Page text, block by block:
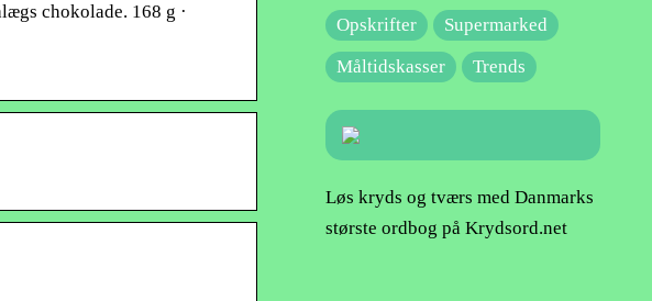
chokolade. 168 g ·
Opskrifter
Supermarked
Måltidskasser
Trends
Løs kryds og tværs med Danmarks
største ordbog på Krydsord.net